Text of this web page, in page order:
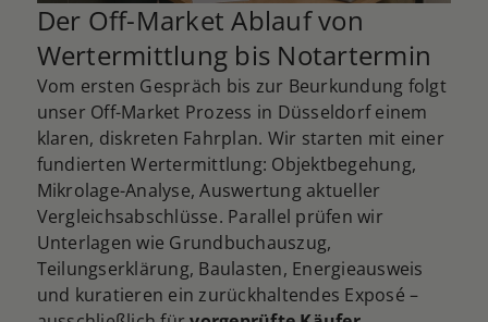
Der Off-Market Ablauf von
Wertermittlung bis Notartermin
Vom ersten Gespräch bis zur Beurkundung folgt
unser Off-Market Prozess in Düsseldorf einem
klaren, diskreten Fahrplan. Wir starten mit einer
fundierten Wertermittlung: Objektbegehung,
Mikrolage-Analyse, Auswertung aktueller
Vergleichsabschlüsse. Parallel prüfen wir
Unterlagen wie Grundbuchauszug,
Teilungserklärung, Baulasten, Energieausweis
und kuratieren ein zurückhaltendes Exposé –